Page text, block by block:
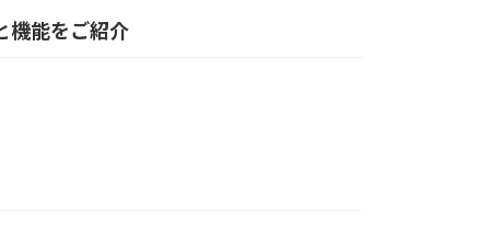
機能をご紹介